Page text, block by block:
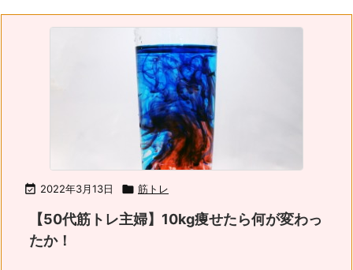
 2022年3月13日  筋トレ
【50代筋トレ主婦】10kg痩せたら何が変わっ
たか！